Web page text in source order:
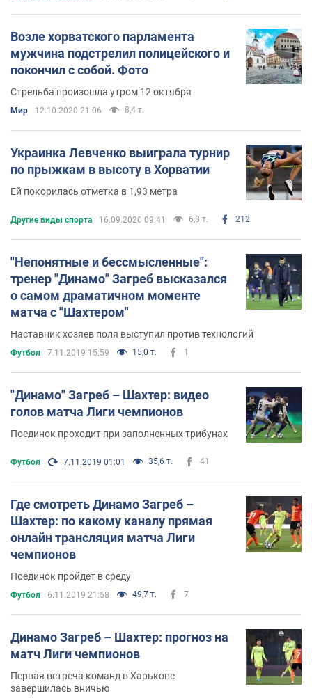
Возле хорватского парламента
мужчина подстрелил полицейского и
покончил с собой. Фото
Стрельба произошла утром 12 октября
Мир 12.10.2020 21:06 8,4 т.
Украинка Левченко выиграла турнир
по прыжкам в высоту в Хорватии
Ей покорилась отметка в 1,93 метра
Другие виды спорта 16.09.2020 09:41 6,8 т. 212
"Непонятные и бессмысленные":
тренер "Динамо" Загреб высказался
о самом драматичном моменте
матча с "Шахтером"
Наставник хозяев поля выступил против технологий
Футбол 7.11.2019 15:59 15,0 т. 1
"Динамо" Загреб – Шахтер: видео
голов матча Лиги чемпионов
Поединок проходит при заполненных трибунах
Футбол 7.11.2019 01:01 35,6 т. 41
Где смотреть Динамо Загреб –
Шахтер: по какому каналу прямая
онлайн трансляция матча Лиги
чемпионов
Поединок пройдет в среду
Футбол 6.11.2019 21:58 49,7 т. 7
Динамо Загреб – Шахтер: прогноз на
матч Лиги чемпионов
Первая встреча команд в Харькове
завершилась вничью